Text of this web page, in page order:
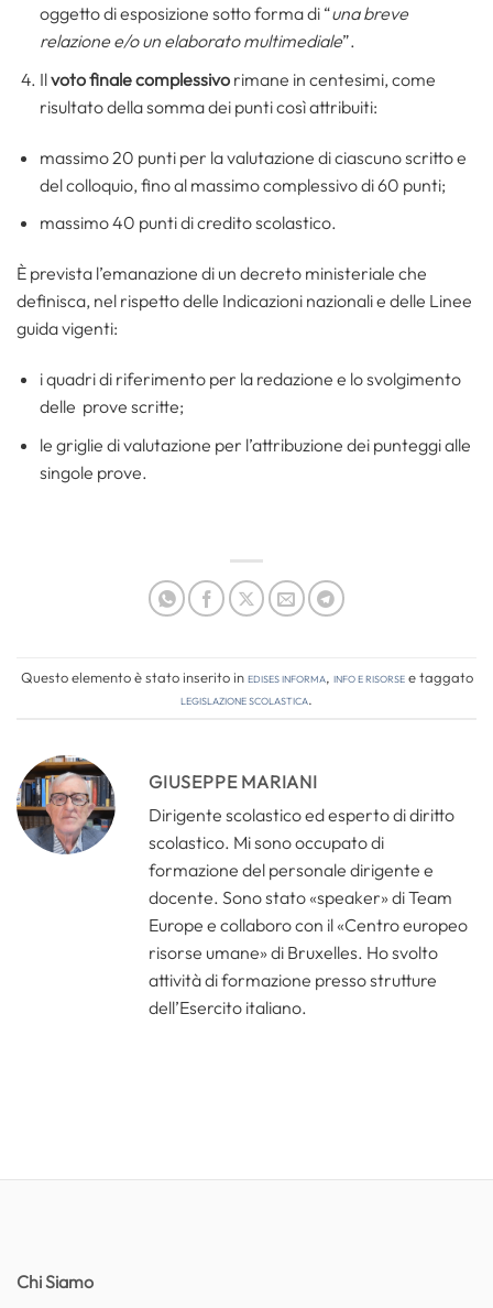
oggetto di esposizione sotto forma di “una breve
relazione e/o un elaborato multimediale”.
Ilvoto finale complessivorimane in centesimi, come
risultato della somma dei punti così attribuiti:
massimo 20 punti per la valutazione di ciascuno scritto e
del colloquio, fino al massimo complessivo di 60 punti;
massimo 40 punti di credito scolastico.
È prevista l’emanazione di un decreto ministeriale che
definisca, nel rispetto delle Indicazioni nazionali e delle Linee
guida vigenti:
i quadri di riferimento per la redazione e lo svolgimento
delle prove scritte;
le griglie di valutazione per l’attribuzione dei punteggi alle
singole prove.
Questo elemento è stato inserito inEdises informa, Info e risorsee taggato
legislazione scolastica.
GIUSEPPE MARIANI
Dirigente scolastico ed esperto di diritto
scolastico. Mi sono occupato di
formazione del personale dirigente e
docente. Sono stato «speaker» di Team
Europe e collaboro con il «Centro europeo
risorse umane» di Bruxelles. Ho svolto
attività di formazione presso strutture
dell’Esercito italiano.
Chi Siamo